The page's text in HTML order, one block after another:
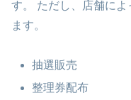
す。 ただし、店舗に
ます。
抽選販売
整理券配布